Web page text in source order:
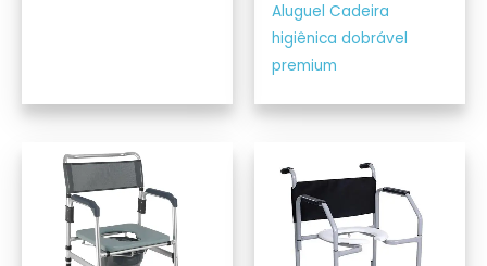
Aluguel Cadeira
higiênica dobrável
premium